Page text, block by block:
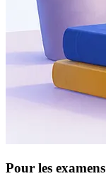
Pour les examens